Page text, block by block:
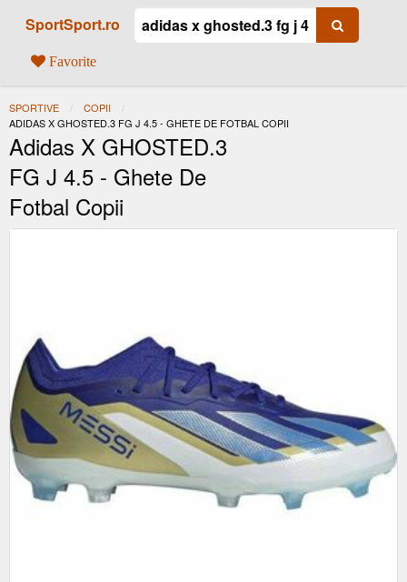
SportSport.ro
Favorite
SPORTIVE
COPII
ACTUAL:
ADIDAS X GHOSTED.3 FG J 4.5 - GHETE DE FOTBAL COPII
Adidas X GHOSTED.3
FG J 4.5 - Ghete De
Fotbal Copii